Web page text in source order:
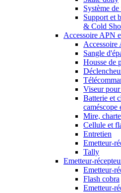
Système
Support et
& Cold
Accessoire APN
Accessoire
Sangle
Housse de
Viseur
Batterie et
caméscope
Mire,
Cellule et
Entretien
Emetteur-
Tally
Emetteur-
Emetteur-
Flash cobra
Emetteur-